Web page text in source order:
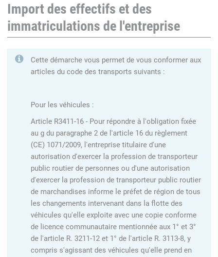
Import des effectifs et des
immatriculations de l'entreprise
Cette démarche vous permet de vous conformer aux
articles du code des transports suivants :
Pour les véhicules :
Article R3411-16 - Pour répondre à l'obligation fixée
au g du paragraphe 2 de l'article 16 du règlement
(CE) 1071/2009, l'entreprise titulaire d'une
autorisation d'exercer la profession de transporteur
public routier de personnes ou d'une autorisation
d'exercer la profession de transporteur public routier
de marchandises informe le préfet de région de tous
les changements intervenant dans la flotte des
véhicules qu'elle exploite avec une copie conforme
de licence communautaire mentionnée aux 1° et 3°
de l'article R. 3211-12 et 1° de l'article R. 3113-8, y
compris s'agissant des véhicules qu'elle prend en